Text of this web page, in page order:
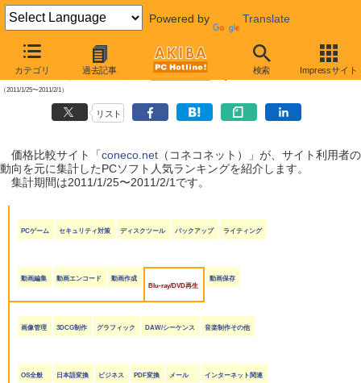
Powered by Translate
カテゴリ 過去記事 検索 Impressサイト
【 2011年2月5日号 】
coneco.net人気ランキング（ソフト編）
（2011/1/25〜2011/2/1）
リスト
価格比較サイト「coneco.net（コネコネット）」が、サイト利用者の
動向を元に集計したPCソフト人気ランキングを紹介します。
集計期間は2011/1/25〜2011/2/1です。
PCゲーム セキュリティ対策 ディスクツール バックアップ ライティング
動画編集 動画エンコード
動画作成
Blu-ray/DVD再生
動画保存
画像管理 3DCG制作 グラフィック DAW/シーケンス 音楽制作その他
OS全般 日本語変換 ビジネス PDF変換 メール インターネット関連